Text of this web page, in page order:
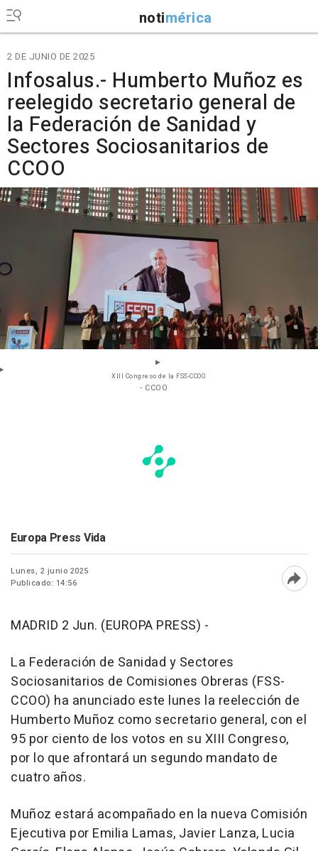
notimérica
2 DE JUNIO DE 2025
Infosalus.- Humberto Muñoz es
reelegido secretario general de
la Federación de Sanidad y
Sectores Sociosanitarios de
CCOO
XIII Congreso de la FSS-CCOO.
- CCOO
Europa Press Vida
Lunes, 2 junio 2025
Publicado: 14:56
MADRID 2 Jun. (EUROPA PRESS) -
La Federación de Sanidad y Sectores
Sociosanitarios de Comisiones Obreras (FSS-
CCOO) ha anunciado este lunes la reelección de
Humberto Muñoz como secretario general, con el
95 por ciento de los votos en su XIII Congreso,
por lo que afrontará un segundo mandato de
cuatro años.
Muñoz estará acompañado en la nueva Comisión
Ejecutiva por Emilia Lamas, Javier Lanza, Lucia